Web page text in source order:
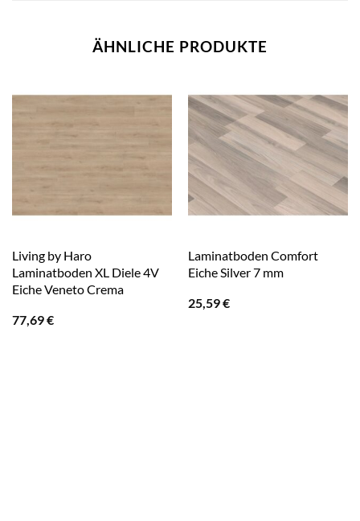
ÄHNLICHE PRODUKTE
Living by Haro
Laminatboden XL Diele 4V
Eiche Veneto Crema
77,69€
Laminatboden Comfort
Eiche Silver 7 mm
25,59€